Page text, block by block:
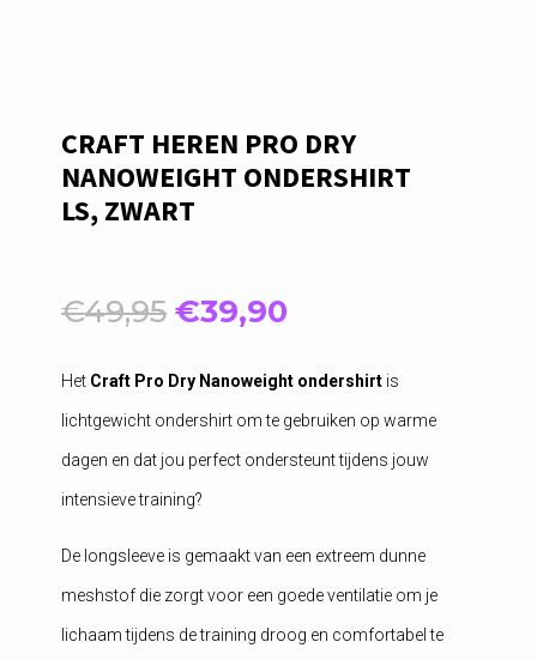
CRAFT HEREN PRO DRY
NANOWEIGHT ONDERSHIRT
LS, ZWART
€49,95 Oorspronkelijke
prijs
was:
€49,95.
€39,90
is:
€39,90.
Het Craft Pro Dry Nanoweight ondershirt is
lichtgewicht ondershirt om te gebruiken op warme
dagen en dat jou perfect ondersteunt tijdens jouw
intensieve training?
De longsleeve is gemaakt van een extreem dunne
meshstof die zorgt voor een goede ventilatie om je
lichaam tijdens de training droog en comfortabel te